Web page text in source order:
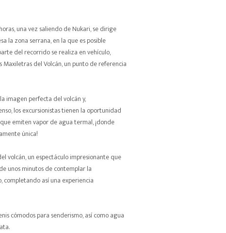
una vez saliendo de Nukari, se dirige
la zona serrana, en la que es posible
del recorrido se realiza en vehículo,
del Volcán, un punto de referencia
imagen perfecta del volcán y,
los excursionistas tienen la oportunidad
emiten vapor de agua termal, ¡donde
única!
volcán, un espectáculo impresionante que
unos minutos de contemplar la
completando así una experiencia
cómodos para senderismo, así como agua